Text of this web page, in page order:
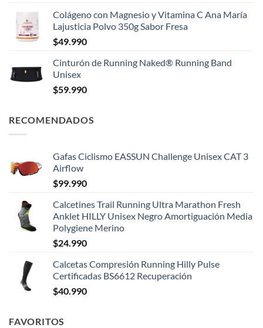
Colágeno con Magnesio y Vitamina C Ana María
Lajusticia Polvo 350g Sabor Fresa
$49.990
Cinturón de Running Naked® Running Band
Unisex
$59.990
RECOMENDADOS
Gafas Ciclismo EASSUN Challenge Unisex CAT 3
Airflow
$99.990
Calcetines Trail Running Ultra Marathon Fresh
Anklet HILLY Unisex Negro Amortiguación Media
Polygiene Merino
$24.990
Calcetas Compresión Running Hilly Pulse
Certificadas BS6612 Recuperación
$40.990
FAVORITOS